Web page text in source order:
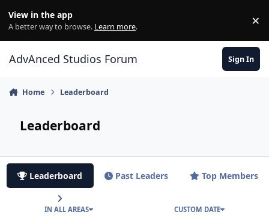
View in the app
A better way to browse. Learn more. ×
AdvAnced Studios Forum Sign In
Home Leaderboard
Leaderboard
Leaderboard Past Leaders Top Members
IN ALL AREAS CUSTOM DATE